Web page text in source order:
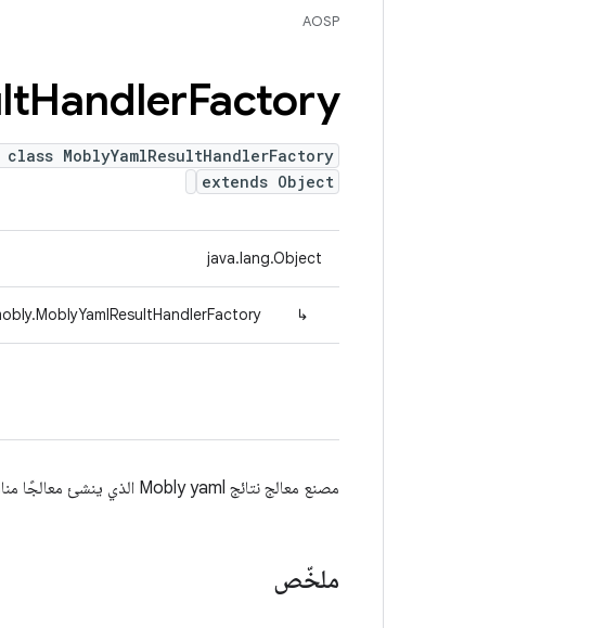
AOSP
HandlerFactory
MoblyYamlResultHandlerFactory
extends Object
java.lang.Object
↳
مصنع معالج نتائج Mobly yaml الذي ينشئ معالجًا مناسبًا استنادًا إلى نوع النتيجة.
ملخّص